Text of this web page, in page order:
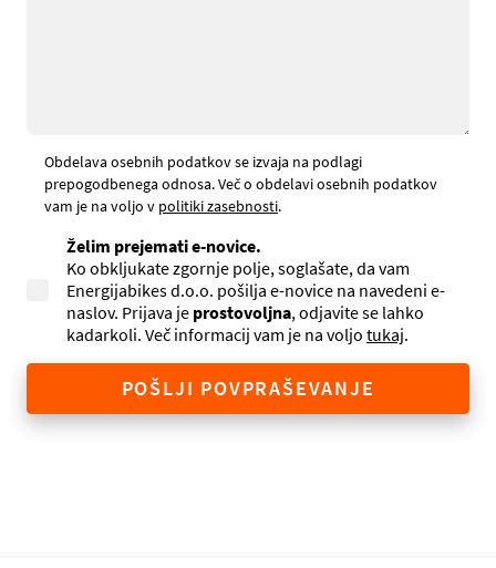
Obdelava osebnih podatkov se izvaja na podlagi
prepogodbenega odnosa. Več o obdelavi osebnih podatkov
vam je na voljo v politiki zasebnosti.
Želim prejemati e-novice.
Ko obkljukate zgornje polje, soglašate, da vam
Energijabikes d.o.o. pošilja e-novice na navedeni e-
naslov. Prijava je prostovoljna, odjavite se lahko
kadarkoli. Več informacij vam je na voljo tukaj.
POŠLJI POVPRAŠEVANJE